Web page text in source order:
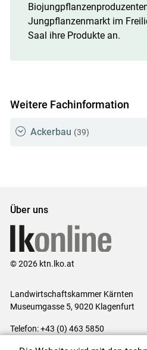
Jungpflanzenmarkt im
Saal ihre Produkte an.
Weitere Fachinformation
Ackerbau (39)
Über uns
© 2026 ktn.lko.at
Landwirtschaftskammer Kärnten
Museumgasse 5, 9020 Klagenfurt
Telefon: +43 (0) 463 5850